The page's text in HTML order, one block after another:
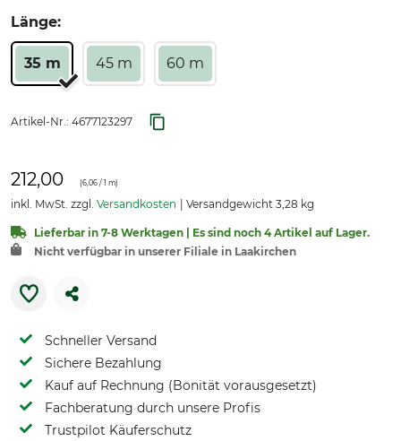
Länge:
35 m 45 m 60 m
Artikel-Nr.: 4677123297
212,00 (6,06 / 1 m)
inkl. MwSt. zzgl. Versandkosten Versandgewicht 3,28 kg
Lieferbar in 7-8 Werktagen | Es sind noch 4 Artikel auf Lager.
Nicht verfügbar in unserer Filiale in Laakirchen
Schneller Versand
Sichere Bezahlung
Kauf auf Rechnung (Bonität vorausgesetzt)
Fachberatung durch unsere Profis
Trustpilot Käuferschutz